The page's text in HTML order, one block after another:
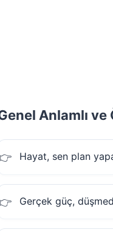
Anlamlı ve
Hayat, sen plan
Gerçek güç,